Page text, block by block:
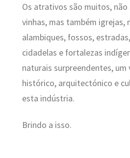
Os atrativos são muitos, não
vinhas, mas também igrejas,
alambiques, fossos,
cidadelas e fortalezas
naturais surpreendentes,
histórico, arquitectónico e
esta indústria.
Brindo a isso.